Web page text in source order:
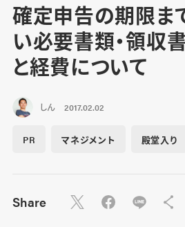
確定申告の期限ま
い必要書類・領収
と経費について
しん 2017.02.02
PR マネジメント 殿堂入り
Share